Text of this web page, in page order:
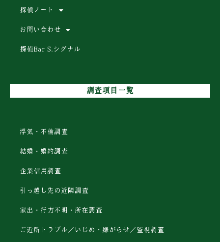
探偵ノート
お問い合わせ
探偵Bar S.シグナル
調査項目一覧
浮気・不倫調査
結婚・婚約調査
企業信用調査
引っ越し先の近隣調査
家出・行方不明・所在調査
ご近所トラブル／いじめ・嫌がらせ／監視調査